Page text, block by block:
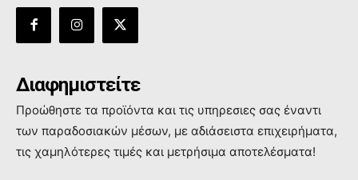
Διαφημιστείτε
Προώθηστε τα προϊόντα και τις υπηρεσιες σας έναντι
των παραδοσιακών μέσων, με αδιάσειστα επιχειρήματα,
τις χαμηλότερες τιμές και μετρήσιμα αποτελέσματα!